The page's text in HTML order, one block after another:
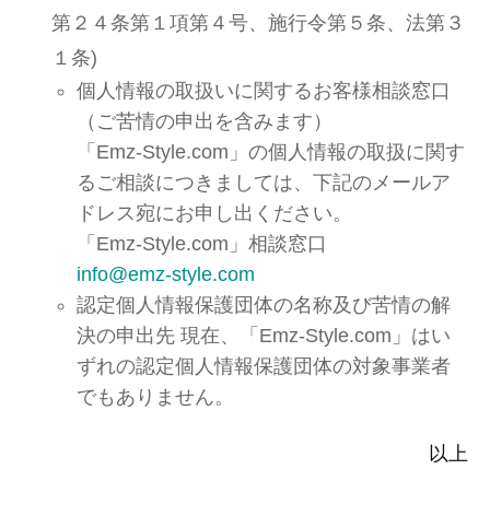
第２４条第１項第４号、施行令第５条、法第３
１条)
個人情報の取扱いに関するお客様相談窓口
（ご苦情の申出を含みます）
「Emz-Style.com」の個人情報の取扱に関す
るご相談につきましては、下記のメールア
ドレス宛にお申し出ください。
「Emz-Style.com」相談窓口
info@emz-style.com
認定個人情報保護団体の名称及び苦情の解
決の申出先 現在、「Emz-Style.com」はい
ずれの認定個人情報保護団体の対象事業者
でもありません。
以上